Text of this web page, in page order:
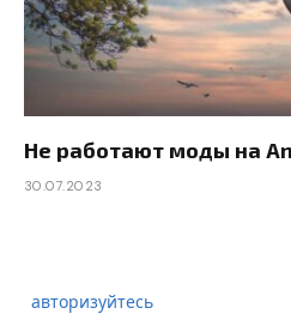
Не работают моды на
30.07.2023
авторизуйтесь